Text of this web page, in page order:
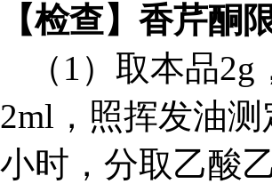
【检查】 香芹酮
（1）取本品2g
2ml，照挥发油测
小时，分取乙酸